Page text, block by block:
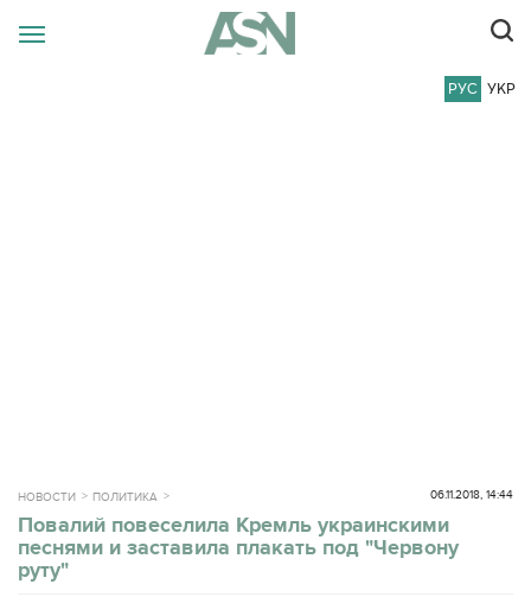
РУС УКР
НОВОСТИ ПОЛИТИКА 06.11.2018, 14:44
Повалий повеселила Кремль украинскими
песнями и заставила плакать под "Червону
руту"